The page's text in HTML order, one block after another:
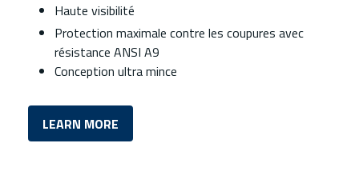
Haute visibilité
Protection maximale contre les coupures avec
résistance ANSI A9
Conception ultra mince
LEARN MORE